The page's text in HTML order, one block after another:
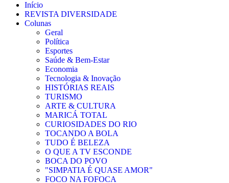
Início
REVISTA DIVERSIDADE
Colunas
Geral
Política
Esportes
Saúde & Bem-Estar
Economia
Tecnologia & Inovação
HISTÓRIAS REAIS
TURISMO
ARTE & CULTURA
MARICÁ TOTAL
CURIOSIDADES DO RIO
TOCANDO A BOLA
TUDO É BELEZA
O QUE A TV ESCONDE
BOCA DO POVO
"SIMPATIA É QUASE AMOR"
FOCO NA FOFOCA